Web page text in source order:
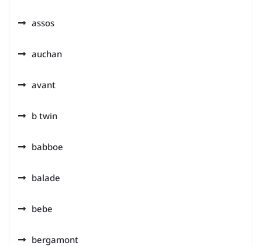
assos
auchan
avant
b twin
babboe
balade
bebe
bergamont